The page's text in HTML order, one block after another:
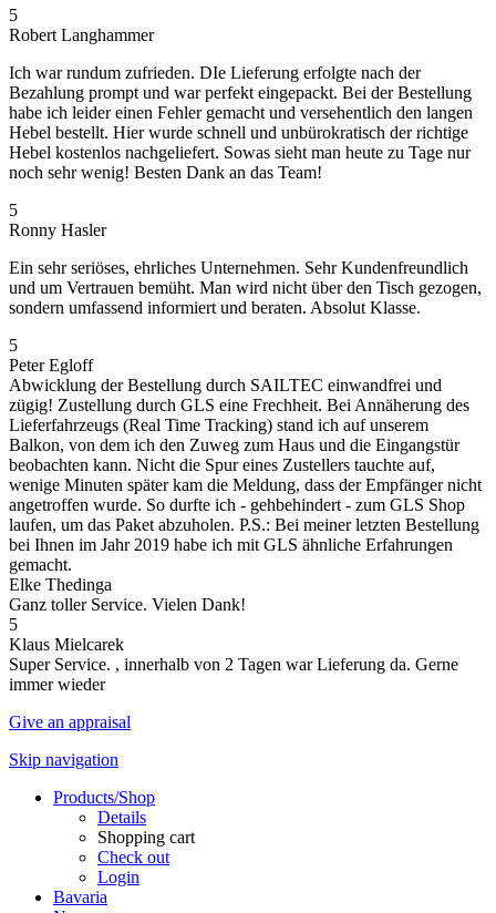
5
Robert Langhammer
Ich war rundum zufrieden. DIe Lieferung erfolgte nach der
Bezahlung prompt und war perfekt eingepackt. Bei der Bestellung
habe ich leider einen Fehler gemacht und versehentlich den langen
Hebel bestellt. Hier wurde schnell und unbürokratisch der richtige
Hebel kostenlos nachgeliefert. Sowas sieht man heute zu Tage nur
noch sehr wenig! Besten Dank an das Team!
5
Ronny Hasler
Ein sehr seriöses, ehrliches Unternehmen. Sehr Kundenfreundlich
und um Vertrauen bemüht. Man wird nicht über den Tisch gezogen,
sondern umfassend informiert und beraten. Absolut Klasse.
5
Peter Egloff
Abwicklung der Bestellung durch SAILTEC einwandfrei und
zügig! Zustellung durch GLS eine Frechheit. Bei Annäherung des
Lieferfahrzeugs (Real Time Tracking) stand ich auf unserem
Balkon, von dem ich den Zuweg zum Haus und die Eingangstür
beobachten kann. Nicht die Spur eines Zustellers tauchte auf,
wenige Minuten später kam die Meldung, dass der Empfänger nicht
angetroffen wurde. So durfte ich - gehbehindert - zum GLS Shop
laufen, um das Paket abzuholen. P.S.: Bei meiner letzten Bestellung
bei Ihnen im Jahr 2019 habe ich mit GLS ähnliche Erfahrungen
gemacht.
Elke Thedinga
Ganz toller Service. Vielen Dank!
5
Klaus Mielcarek
Super Service. , innerhalb von 2 Tagen war Lieferung da. Gerne
immer wieder
Give an appraisal
Skip navigation
Products/Shop
Details
Shopping cart
Check out
Login
Bavaria